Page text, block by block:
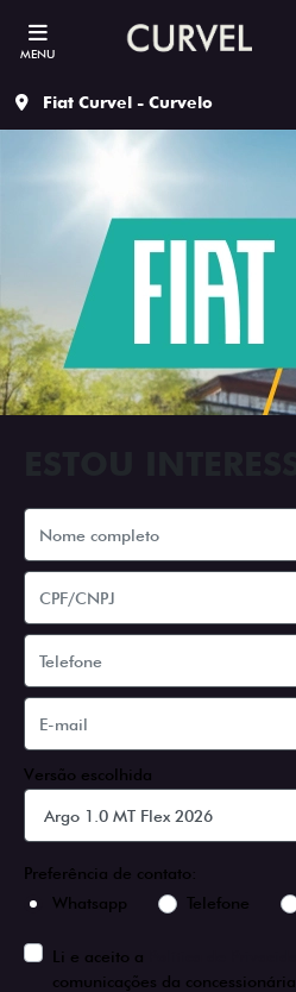
MENU
Fiat Curvel - Curvelo
Versão escolhida
Preferência de contato:
Whatsapp
Telefone
Li e aceito a
comunicações da concessionária.